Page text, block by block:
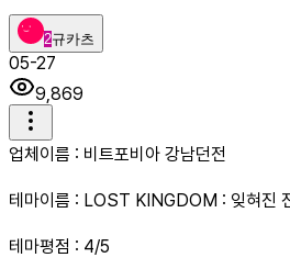
2규카츠
05-27
9,869
업체이름 : 비트포비아 강남던전
테마이름 : LOST KINGDOM : 잊혀진
테마평점 : 4/5